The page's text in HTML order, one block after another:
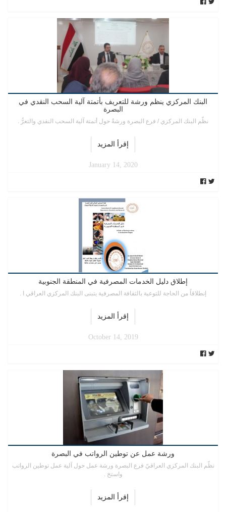
البنك المركزي ينظم ورشة للتعريف بأتمتة آلية السحب النقدي في
البصرة
نظّم البنك المركزي / فرع البصرة ورشةٌ حول أتمتة آلية السحب النقدي والتعرُّ .
إقرأ المزيد
January 14, 2020
إطلاق دليل الخدمات المصرفية في المنطقة الجنوبية
إنطلاقاً من الحاجة للتوعية بالثقافة المصرفية يتبنى البنك المركزي العراقي ا .
إقرأ المزيد
October 14, 2019
ورشة عمل عن توطين الرواتب في البصرة
نظّم البنك المركزي العراقيّ فرع البصرة ورشة عمل حول آلية عمل توطين الرواتب
واستخ .
إقرأ المزيد